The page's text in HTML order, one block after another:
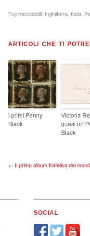
Tag:francobolli Inghilterra Italia
ARTICOLI CHE TI
I primi Penny
Black
Victoria
quasi un
Black
← Il primo album filatelico del
SOCIAL